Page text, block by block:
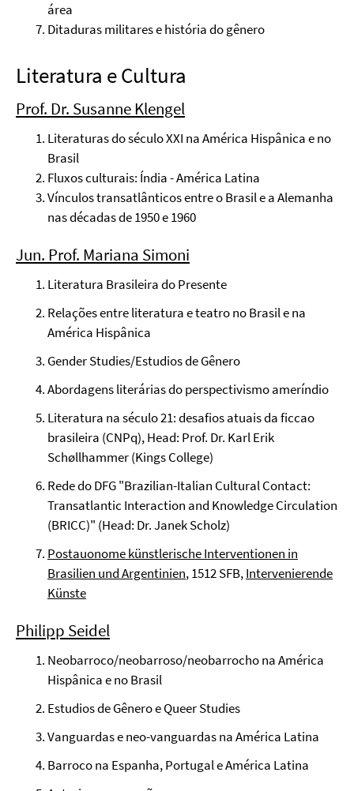
área
Ditaduras militares e história do gênero
Literatura e Cultura
Prof. Dr. Susanne Klengel
Literaturas do século XXI na América Hispânica e no
Brasil
Fluxos culturais: Índia - América Latina
Vínculos transatlânticos entre o Brasil e a Alemanha
nas décadas de 1950 e 1960
Jun. Prof. Mariana Simoni
Literatura Brasileira do Presente
Relações entre literatura e teatro no Brasil e na
América Hispânica
Gender Studies/Estudios de Gênero
Abordagens literárias do perspectivismo ameríndio
Literatura na século 21: desafios atuais da ficcao
brasileira (CNPq), Head: Prof. Dr. Karl Erik
Schøllhammer (Kings College)
Rede do DFG "Brazilian-Italian Cultural Contact:
Transatlantic Interaction and Knowledge Circulation
(BRICC)" (Head: Dr. Janek Scholz)
Postauonome künstlerische Interventionen in
Brasilien und Argentinien, 1512 SFB,Intervenierende
Künste
Philipp Seidel
Neobarroco/neobarroso/neobarrocho na América
Hispânica e no Brasil
Estudios de Gênero e Queer Studies
Vanguardas e neo-vanguardas na América Latina
Barroco na Espanha, Portugal e América Latina